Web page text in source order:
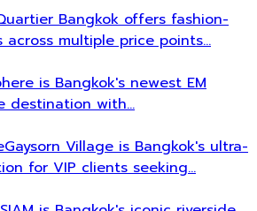
Bangkok offers fashion-
across multiple price points…
is Bangkok's newest EM
destination with…
Gaysorn Village is Bangkok's ultra-
for VIP clients seeking…